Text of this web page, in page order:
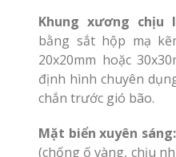
Khung xương chịu
bằng sắt hộp mạ
20x20mm hoặc
định hình chuyên
chắn trước gió bão.
Mặt biển xuyên sáng:
(chống ố vàng, chịu